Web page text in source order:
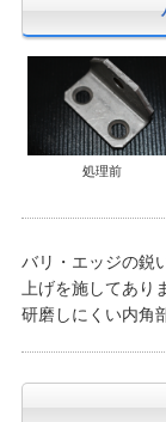
処理前
バリ・エッジの鋭
上げを施してあり
研磨しにくい内角